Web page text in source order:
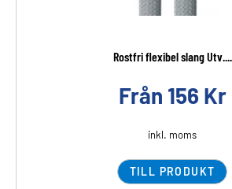
Rostfri flexibel slang Utv....
Från 156 Kr
inkl. moms
TILL PRODUKT